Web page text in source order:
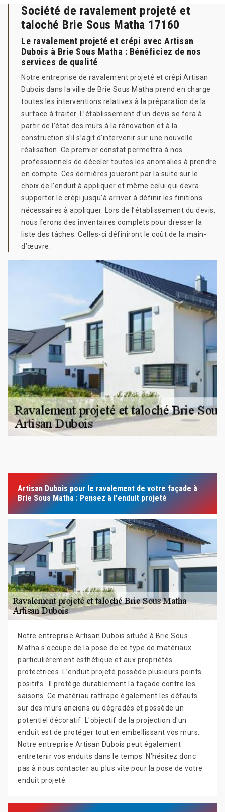
Société de ravalement projeté et
taloché Brie Sous Matha 17160
Le ravalement projeté et crépi avec Artisan
Dubois à Brie Sous Matha : Bénéficiez de nos
services de qualité
Notre entreprise de ravalement projeté et crépi Artisan
Dubois dans la ville de Brie Sous Matha prend en charge
toutes les interventions relatives à la préparation de la
surface à traiter. L’établissement d’un devis se fera à
partir de l’état des murs à la rénovation et à la
construction s’il s’agit d’intervenir sur une nouvelle
réalisation. Ce premier constat permettra à nos
professionnels de déceler toutes les anomalies à prendre
en compte. Ces dernières joueront par la suite sur le
choix de l’enduit à appliquer et même celui qui devra
supporter le crépi jusqu’à arriver à définir les finitions
nécessaires à appliquer. Lors de l’établissement du devis,
nous ferons des inventaires complets pour dresser la
liste des tâches. Celles-ci définiront le coût de la main-
d’œuvre.
Artisan Dubois pour le ravalement de votre façade à
Brie Sous Matha : Pensez à l'enduit projeté
Notre entreprise Artisan Dubois située à Brie Sous
Matha s'occupe de la pose de ce type de matériaux
particulièrement esthétique et aux propriétés
protectrices. L’enduit projeté possède plusieurs points
positifs : Il protège durablement la façade contre les
saisons. Ce matériau rattrape également les défauts
sur des murs anciens ou dégradés et possède un
potentiel décoratif. L'objectif de la projection d'un
enduit est de protéger tout en embellissant vos murs.
Notre entreprise Artisan Dubois peut également
entretenir vos enduits dans le temps. N’hésitez donc
pas à nous contacter au plus vite pour la pose de votre
enduit projeté.